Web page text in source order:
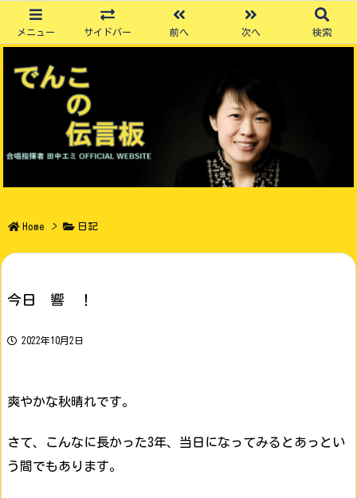
メニュー サイドバー 前へ 次へ 検索
Home > 日記
今日 響 ！
2022年10月2日
爽やかな秋晴れです。
さて、こんなに長かった3年、当日になってみるとあっとい
う間でもあります。